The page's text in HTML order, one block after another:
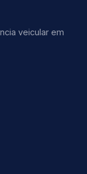
veicular em